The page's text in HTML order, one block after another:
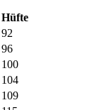
Hüfte
92
96
100
104
109